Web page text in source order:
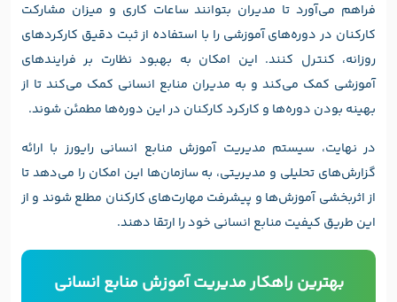
فراهم می‌آورد تا مدیران بتوانند ساعات کاری و میزان مشارکت
کارکنان در دوره‌های آموزشی را با استفاده از ثبت دقیق کارکردهای
روزانه، کنترل کنند. این امکان به بهبود نظارت بر فرایندهای
آموزشی کمک می‌کند و به مدیران منابع انسانی کمک می‌کند تا از
بهینه بودن دوره‌ها و کارکرد کارکنان در این دوره‌ها مطمئن شوند.
در نهایت، سیستم مدیریت آموزش منابع انسانی رایورز با ارائه
گزارش‌های تحلیلی و مدیریتی، به سازمان‌ها این امکان را می‌دهد تا
از اثربخشی آموزش‌ها و پیشرفت مهارت‌های کارکنان مطلع شوند و از
این طریق کیفیت منابع انسانی خود را ارتقا دهند.
بهترین راهکار مدیریت آموزش منابع انسانی